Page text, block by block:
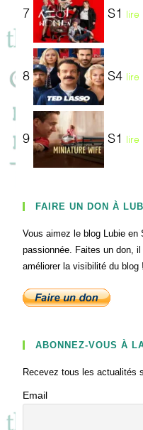
7 S1
8 S4
9 S1
FAIRE UN DON À
Vous aimez le blog Lubie en
passionnée. Faites un don,
améliorer la visibilité du blog !
ABONNEZ-VOUS À
Recevez tous les actualités
Email